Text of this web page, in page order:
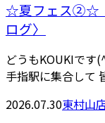
☆夏フェス②☆
ログ〉
どうもKOUKIです
手指駅に集合して
2026.07.30東村山